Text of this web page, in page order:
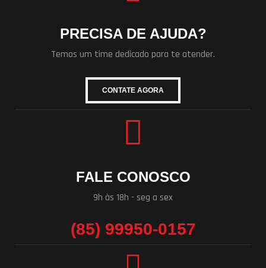
PRECISA DE AJUDA?
Temos um time dedicado para te atender.
CONTATE AGORA
FALE CONOSCO
9h às 18h - seg a sex
(85) 99950-0157